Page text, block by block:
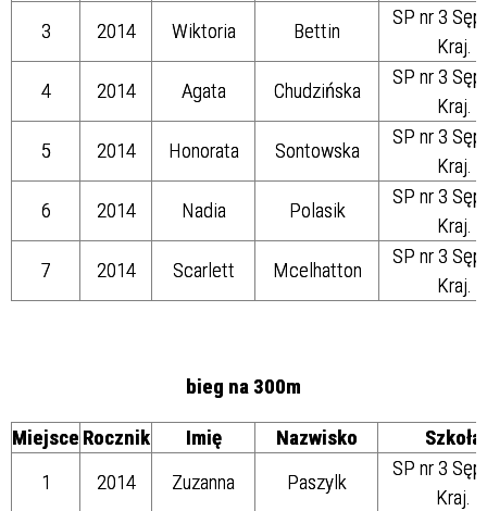
3
2014 Wiktoria Bettin
SP nr 3
Kraj.
4
2014 Agata Chudzińska
SP nr 3
Kraj.
5
2014 Honorata Sontowska
SP nr 3
Kraj.
6
2014 Nadia Polasik
SP nr 3
Kraj.
7
2014 Scarlett Mcelhatton
SP nr 3
Kraj.
bieg na 300m
Miejsce Rocznik Imię Nazwisko
Szkoła
1
2014 Zuzanna Paszylk
SP nr 3
Kraj.